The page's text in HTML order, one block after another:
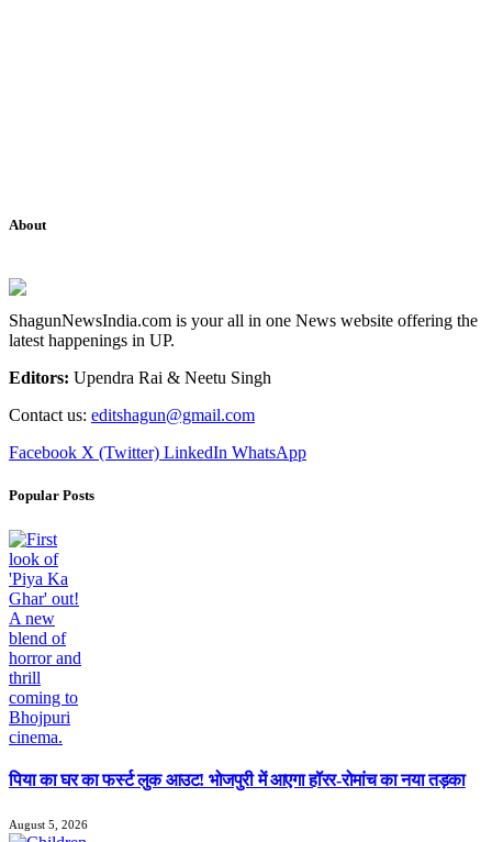
About
ShagunNewsIndia.com is your all in one News website offering the
latest happenings in UP.
Editors: Upendra Rai & Neetu Singh
Contact us: editshagun@gmail.com
Facebook X (Twitter) LinkedIn WhatsApp
Popular Posts
पिया का घर का फर्स्ट लुक आउट! भोजपुरी में आएगा हॉरर-रोमांच का नया तड़का
August 5, 2026